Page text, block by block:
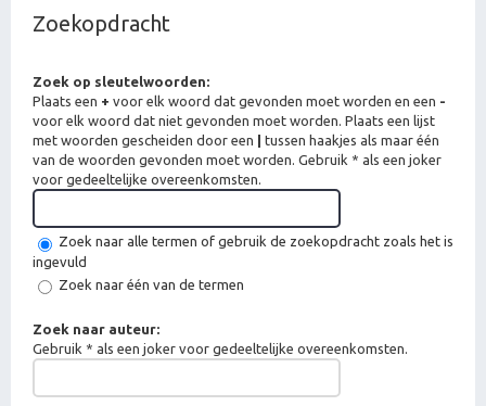
Zoekopdracht
Zoek op sleutelwoorden:
Plaats een + voor elk woord dat gevonden moet worden en een -
voor elk woord dat niet gevonden moet worden. Plaats een lijst
met woorden gescheiden door een
tussen haakjes als maar één
van de woorden gevonden moet worden. Gebruik * als een joker
voor gedeeltelijke overeenkomsten.
Zoek naar alle termen of gebruik de zoekopdracht zoals het is
ingevuld
Zoek naar één van de termen
Zoek naar auteur:
Gebruik * als een joker voor gedeeltelijke overeenkomsten.